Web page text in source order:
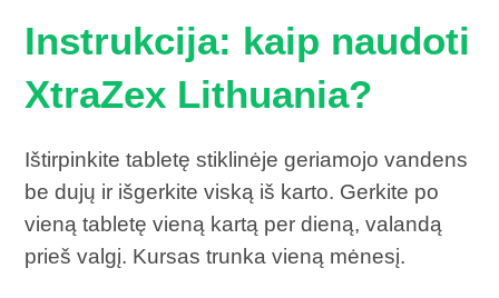
Instrukcija: kaip naudoti
XtraZex Lithuania?
Ištirpinkite tabletę stiklinėje geriamojo vandens
be dujų ir išgerkite viską iš karto. Gerkite po
vieną tabletę vieną kartą per dieną, valandą
prieš valgį. Kursas trunka vieną mėnesį.